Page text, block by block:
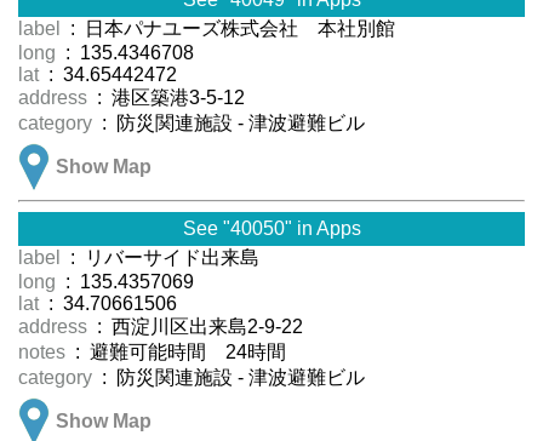
label
: 日本パナユーズ株式会社 本社別館
long : 135.4346708
lat : 34.65442472
address : 港区築港3-5-12
category : 防災関連施設 - 津波避難ビル
Show Map
See "40050" in Apps
label
: リバーサイド出来島
long : 135.4357069
lat : 34.70661506
address : 西淀川区出来島2-9-22
notes : 避難可能時間 24時間
category : 防災関連施設 - 津波避難ビル
Show Map